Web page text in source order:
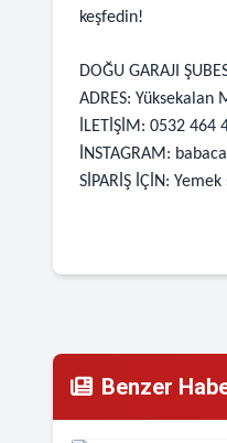
keşfedin!
DOĞU GARAJI
ADRES:
İLETİŞİM: 0532 464
İNSTAGRAM:
SİPARİŞ İÇİN:
Benzer